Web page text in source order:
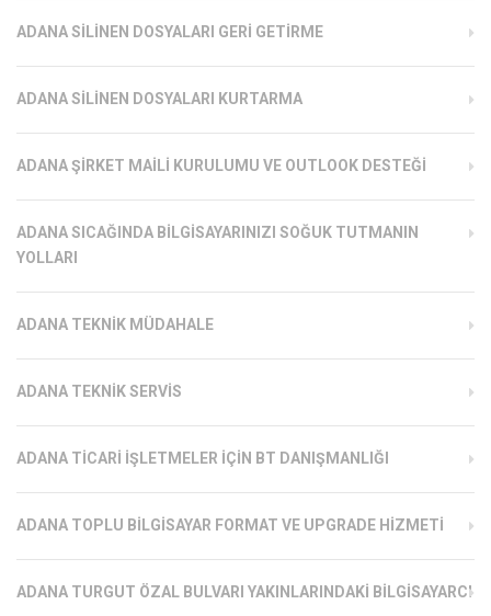
ADANA SILINEN DOSYALARI GERI GETIRME
ADANA SILINEN DOSYALARI KURTARMA
ADANA ŞIRKET MAILI KURULUMU VE OUTLOOK DESTEĞI
ADANA SICAĞINDA BILGISAYARINIZI SOĞUK TUTMANIN
YOLLARI
ADANA TEKNIK MÜDAHALE
ADANA TEKNIK SERVIS
ADANA TICARI İŞLETMELER İÇIN BT DANIŞMANLIĞI
ADANA TOPLU BILGISAYAR FORMAT VE UPGRADE HIZMETI
ADANA TURGUT ÖZAL BULVARI YAKINLARINDAKI BILGISAYARCI